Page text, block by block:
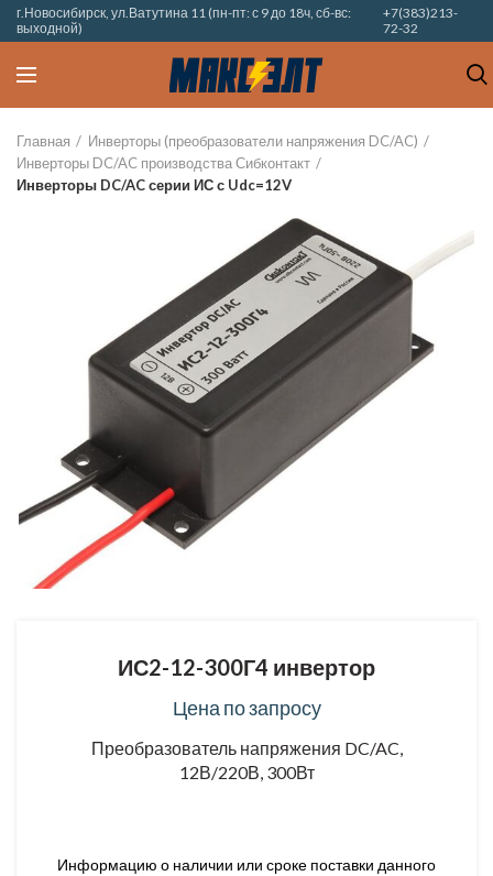
г.Новосибирск, ул.Ватутина 11 (пн-пт: с 9 до 18ч, сб-вс:
выходной)
+7(383)213-
72-32
Главная
Инверторы (преобразователи напряжения DC/AC)
Инверторы DC/AC производства Сибконтакт
Инверторы DC/AC серии ИС с Udc=12V
ИС2-12-300Г4 инвертор
Цена по запросу
Преобразователь напряжения DC/AC,
12В/220В, 300Вт
Информацию о наличии или сроке поставки данного